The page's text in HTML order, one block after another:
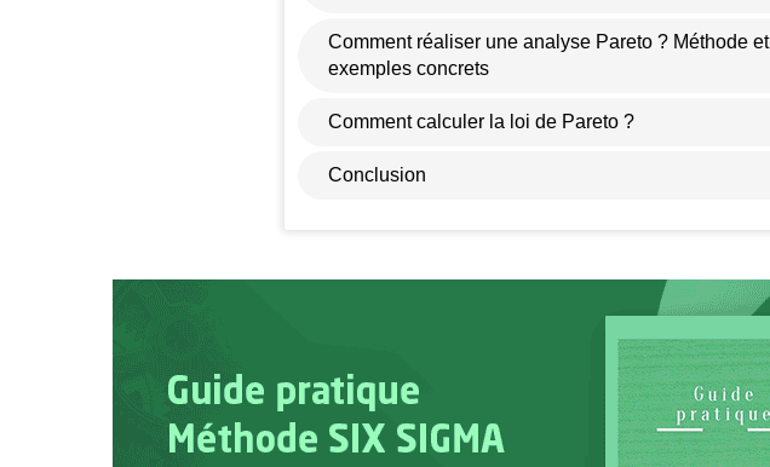
Comment réaliser une analyse Pareto ? Méthode et
exemples concrets
Comment calculer la loi de Pareto ?
Conclusion